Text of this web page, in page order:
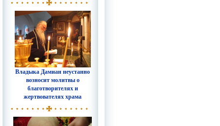
Владыка Дамиан неустанно
возносит молитвы о
благотворителях и
жертвователях храма